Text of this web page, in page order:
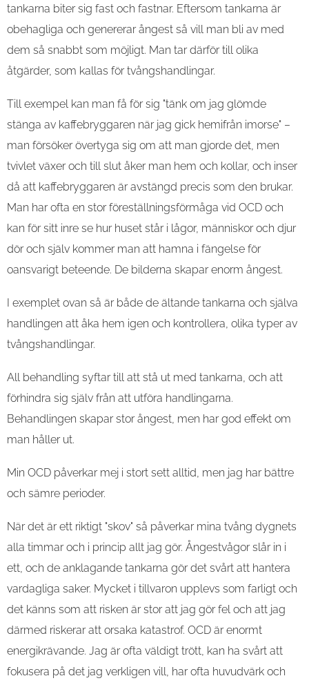
tankarna biter sig fast och fastnar. Eftersom tankarna är
obehagliga och genererar ångest så vill man bli av med
dem så snabbt som möjligt. Man tar därför till olika
åtgärder, som kallas för tvångshandlingar.
Till exempel kan man få för sig "tänk om jag glömde
stänga av kaffebryggaren när jag gick hemifrån imorse" –
man försöker övertyga sig om att man gjorde det, men
tvivlet växer och till slut åker man hem och kollar, och inser
då att kaffebryggaren är avstängd precis som den brukar.
Man har ofta en stor föreställningsförmåga vid OCD och
kan för sitt inre se hur huset står i lågor, människor och djur
dör och själv kommer man att hamna i fängelse för
oansvarigt beteende. De bilderna skapar enorm ångest.
I exemplet ovan så är både de ältande tankarna och själva
handlingen att åka hem igen och kontrollera, olika typer av
tvångshandlingar.
All behandling syftar till att stå ut med tankarna, och att
förhindra sig själv från att utföra handlingarna.
Behandlingen skapar stor ångest, men har god effekt om
man håller ut.
Min OCD påverkar mej i stort sett alltid, men jag har bättre
och sämre perioder.
När det är ett riktigt "skov" så påverkar mina tvång dygnets
alla timmar och i princip allt jag gör. Ångestvågor slår in i
ett, och de anklagande tankarna gör det svårt att hantera
vardagliga saker. Mycket i tillvaron upplevs som farligt och
det känns som att risken är stor att jag gör fel och att jag
därmed riskerar att orsaka katastrof. OCD är enormt
energikrävande. Jag är ofta väldigt trött, kan ha svårt att
fokusera på det jag verkligen vill, har ofta huvudvärk och